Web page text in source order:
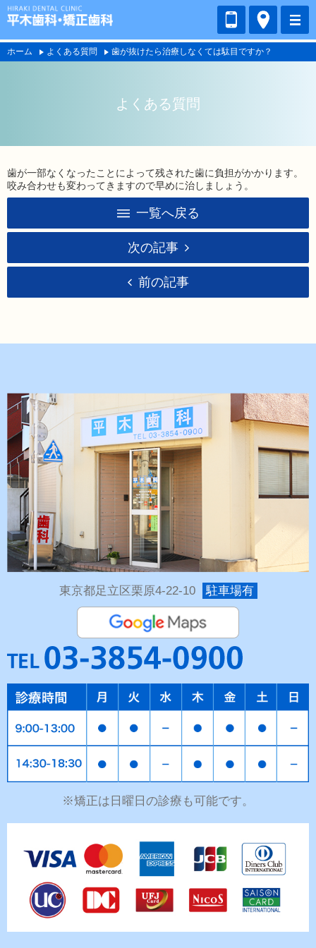
ホーム よくある質問 歯が抜けたら治療しなくては駄目ですか？
よくある質問
歯が一部なくなったことによって残された歯に負担がかかります。
咬み合わせも変わってきますので早めに治しましょう。
一覧へ戻る
次の記事
前の記事
東京都足立区栗原4-22-10 駐車場有
※矯正は日曜日の診療も可能です。